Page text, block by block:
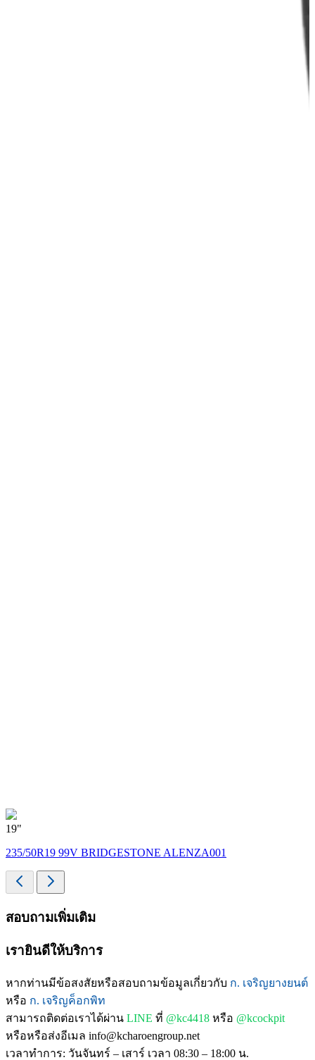
19"
235/50R19 99V BRIDGESTONE ALENZA001
สอบถามเพิ่มเติม
เรายินดีให้บริการ
หากท่านมีข้อสงสัยหรือสอบถามข้อมูลเกี่ยวกับ ก. เจริญยางยนต์
หรือ ก. เจริญค็อกพิท
สามารถติดต่อเราได้ผ่าน LINE ที่ @kc4418 หรือ @kcockpit
หรือหรือส่งอีเมล info@kcharoengroup.net
เวลาทำการ: วันจันทร์ – เสาร์ เวลา 08:30 – 18:00 น.